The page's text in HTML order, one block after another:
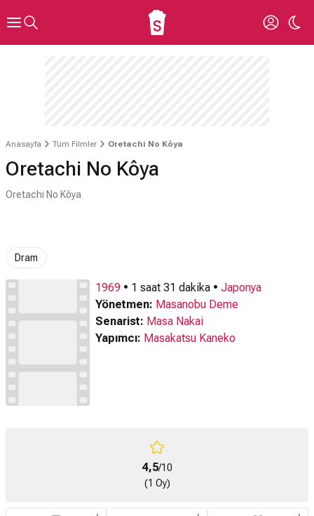
Anasayfa Tüm Filmler Oretachi No Kôya
Oretachi No Kôya
Oretachi No Kôya
Dram
1969 • 1 saat 31 dakika • Japonya
Yönetmen: Masanobu Deme
Senarist: Masa Nakai
Yapımcı: Masakatsu Kaneko
4,5/10
(1 Oy)